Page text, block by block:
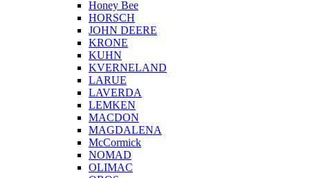
Honey Bee
HORSCH
JOHN DEERE
KRONE
KUHN
KVERNELAND
LARUE
LAVERDA
LEMKEN
MACDON
MAGDALENA
McCormick
NOMAD
OLIMAC